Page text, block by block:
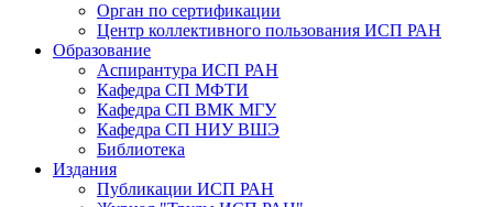
Орган по сертификации
Центр коллективного пользования ИСП РАН
Образование
Аспирантура ИСП РАН
Кафедра СП МФТИ
Кафедра СП ВМК МГУ
Кафедра СП НИУ ВШЭ
Библиотека
Издания
Публикации ИСП РАН